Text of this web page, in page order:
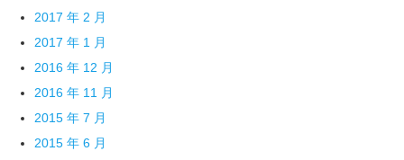
2017 年 2 月
2017 年 1 月
2016 年 12 月
2016 年 11 月
2015 年 7 月
2015 年 6 月